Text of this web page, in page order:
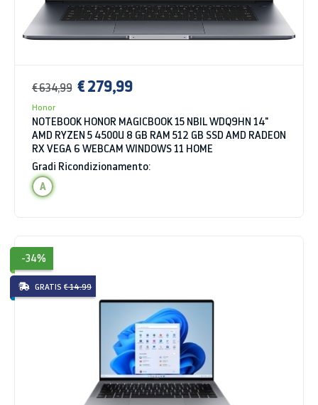
€ 634,99 € 279,99
Honor
NOTEBOOK HONOR MAGICBOOK 15 NBIL WDQ9HN 14"
AMD RYZEN 5 4500U 8 GB RAM 512 GB SSD AMD RADEON
RX VEGA 6 WEBCAM WINDOWS 11 HOME
Gradi Ricondizionamento:
A
-34%
GRATIS € 14.99